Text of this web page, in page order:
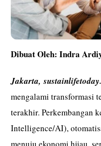
Dibuat Oleh: Indra
Jakarta,
mengalami transformasi
terakhir. Perkembangan
Intelligence/AI),